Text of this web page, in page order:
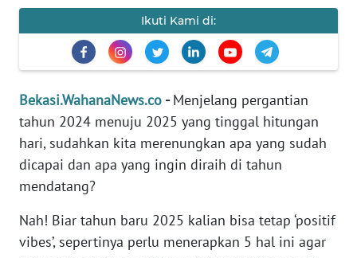
Ikuti Kami di:
Bekasi.WahanaNews.co -Menjelang pergantian
tahun 2024 menuju 2025 yang tinggal hitungan
hari, sudahkan kita merenungkan apa yang sudah
dicapai dan apa yang ingin diraih di tahun
mendatang?
Nah! Biar tahun baru 2025 kalian bisa tetap ‘positif
vibes’, sepertinya perlu menerapkan 5 hal ini agar
KAMI
PEDOMAN
MEDIA
SIBER
REDAKSI
KARIR
DISCLAIMER